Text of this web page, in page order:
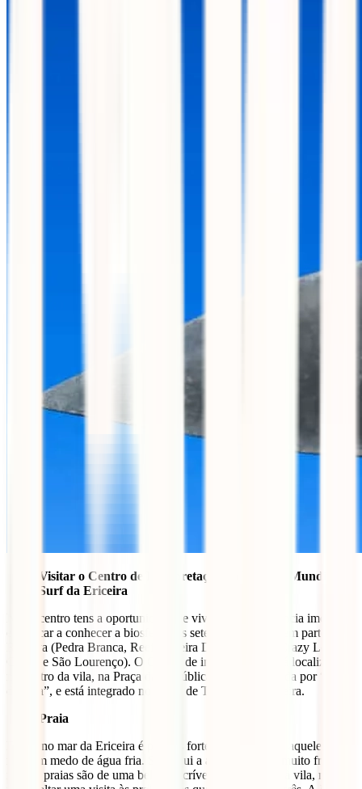
Visitar o Centro de Interpretação da Reserva Mundial de
Surf da Ericeira
Neste centro tens a oportunidade de viver uma experiência imersiva
e de ficar a conhecer a biosfera e as sete ondas que fazem parte da
Reserva (Pedra Branca, Reef, Ribeira D’Ilhas, Cave, Crazy Left,
Coxos e São Lourenço). O Centro de interpretação está localizado
no centro da vila, na Praça da República, mais conhecida por “jogo
da bola”, e está integrado no Posto de Turismo da Ericeira.
Praia
Entrar no mar da Ericeira é para os fortes, ou seja, para aqueles que
não têm medo de água fria. Sim aqui a água é mesmo muito fria,
mas as praias são de uma beleza incrível e numa visita à vila, não